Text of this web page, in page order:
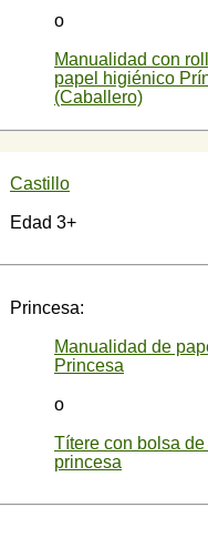
o
Manualidad con
papel higiénico
(Caballero)
Castillo
Edad 3+
Princesa:
Manualidad de
Princesa
o
Títere con bolsa
princesa